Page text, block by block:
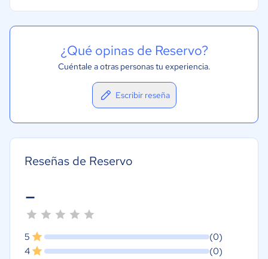
¿Qué opinas de Reservo?
Cuéntale a otras personas tu experiencia.
Escribir reseña
Reseñas de Reservo
-
5
(0)
4
(0)